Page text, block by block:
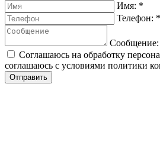
Имя: *
Телефон: *
Сообщение:
Соглашаюсь на обработку
соглашаюсь с условиями политики